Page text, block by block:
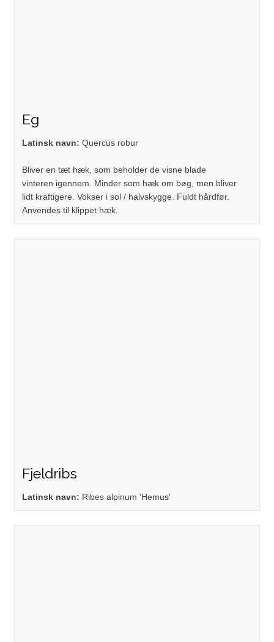
Eg
​Latinsk navn: Quercus robur
Bliver en tæt hæk, som beholder de visne blade
vinteren igennem. Minder som hæk om bøg, men bliver
lidt kraftigere. Vokser i sol / halvskygge. Fuldt hårdfør.
Anvendes til klippet hæk.
Fjeldribs
Latinsk navn: Ribes alpinum 'Hemus'